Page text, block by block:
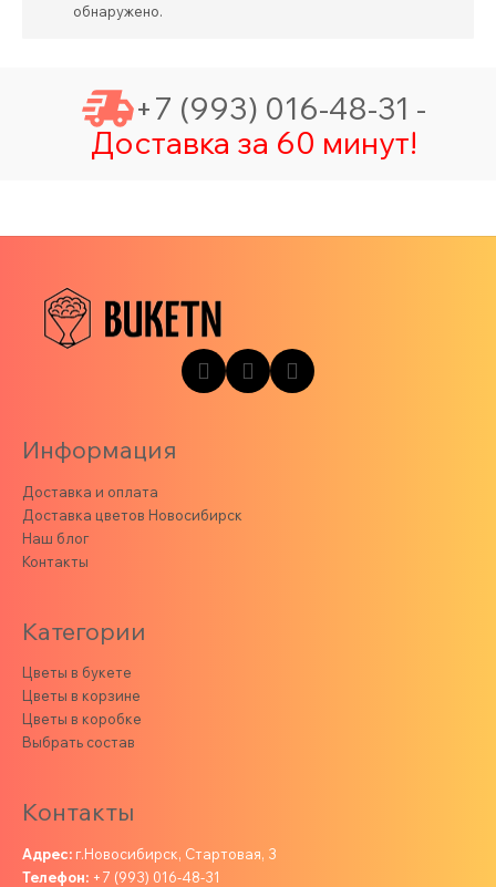
обнаружено.
+7 (993) 016-48-31 -
Доставка за 60 минут!
Информация
Доставка и оплата
Доставка цветов Новосибирск
Наш блог
Контакты
Категории
Цветы в букете
Цветы в корзине
Цветы в коробке
Выбрать состав
Контакты
Адрес: г.Новосибирск, Стартовая, 3
Телефон: +7 (993) 016-48-31